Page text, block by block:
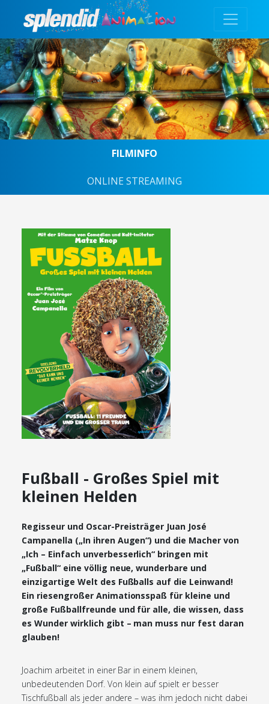
FILMINFO
ONLINE STREAMING
Fußball - Großes Spiel mit
kleinen Helden
Regisseur und Oscar-Preisträger Juan José
Campanella („In ihren Augen“) und die Macher von
„Ich – Einfach unverbesserlich“ bringen mit
„Fußball“ eine völlig neue, wunderbare und
einzigartige Welt des Fußballs auf die Leinwand!
Ein riesengroßer Animationsspaß für kleine und
große Fußballfreunde und für alle, die wissen, dass
es Wunder wirklich gibt – man muss nur fest daran
glauben!
Joachim arbeitet in einer Bar in einem kleinen,
unbedeutenden Dorf. Von klein auf spielt er besser
Tischfußball als jeder andere – was ihm jedoch nicht dabei